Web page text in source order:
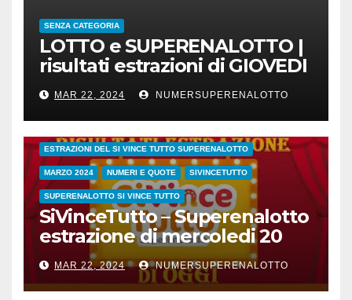
SENZA CATEGORIA
LOTTO e SUPERENALOTTO |
risultati estrazioni di GIOVEDI
21 marzo 2024
MAR 22, 2024 NUMERSUPERENALOTTO
CONC.212 MERCOLEDI 20 MARZO 2024
ESTRAZIONI DEL SI VINCE TUTTO SUPERENALOTTO
MARZO 2024 NUMERI E QUOTE SIVINCETUTTO
SUPERENALOTTO SI VINCE TUTTO
SiVinceTutto – Superenalotto
estrazione di mercoledi 20
marzo 2024 numeri vincenti
e quote
MAR 22, 2024 NUMERSUPERENALOTTO